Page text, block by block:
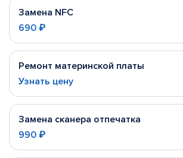
Замена NFC
690 ₽
Ремонт материнской платы
Узнать цену
Замена сканера отпечатка
990 ₽